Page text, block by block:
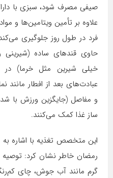
صیفی‌ مصرف شود، سبزی با
علاوه بر تأمین ویتامین‌ها و
فرد در طول روز جلوگیری
حاوی قندهای ساده (شیرینی
خیلی شیرین مثل خرما)
عبادت‌های بعد از افطار مانند
و مفاصل (جایگزین ورزش با
ساز غذا کمک می‌کنند.
این متخصص تغذیه با اشاره به
رمضان خاطر نشان کرد: توصیه
گرم مانند آب جوش، چای